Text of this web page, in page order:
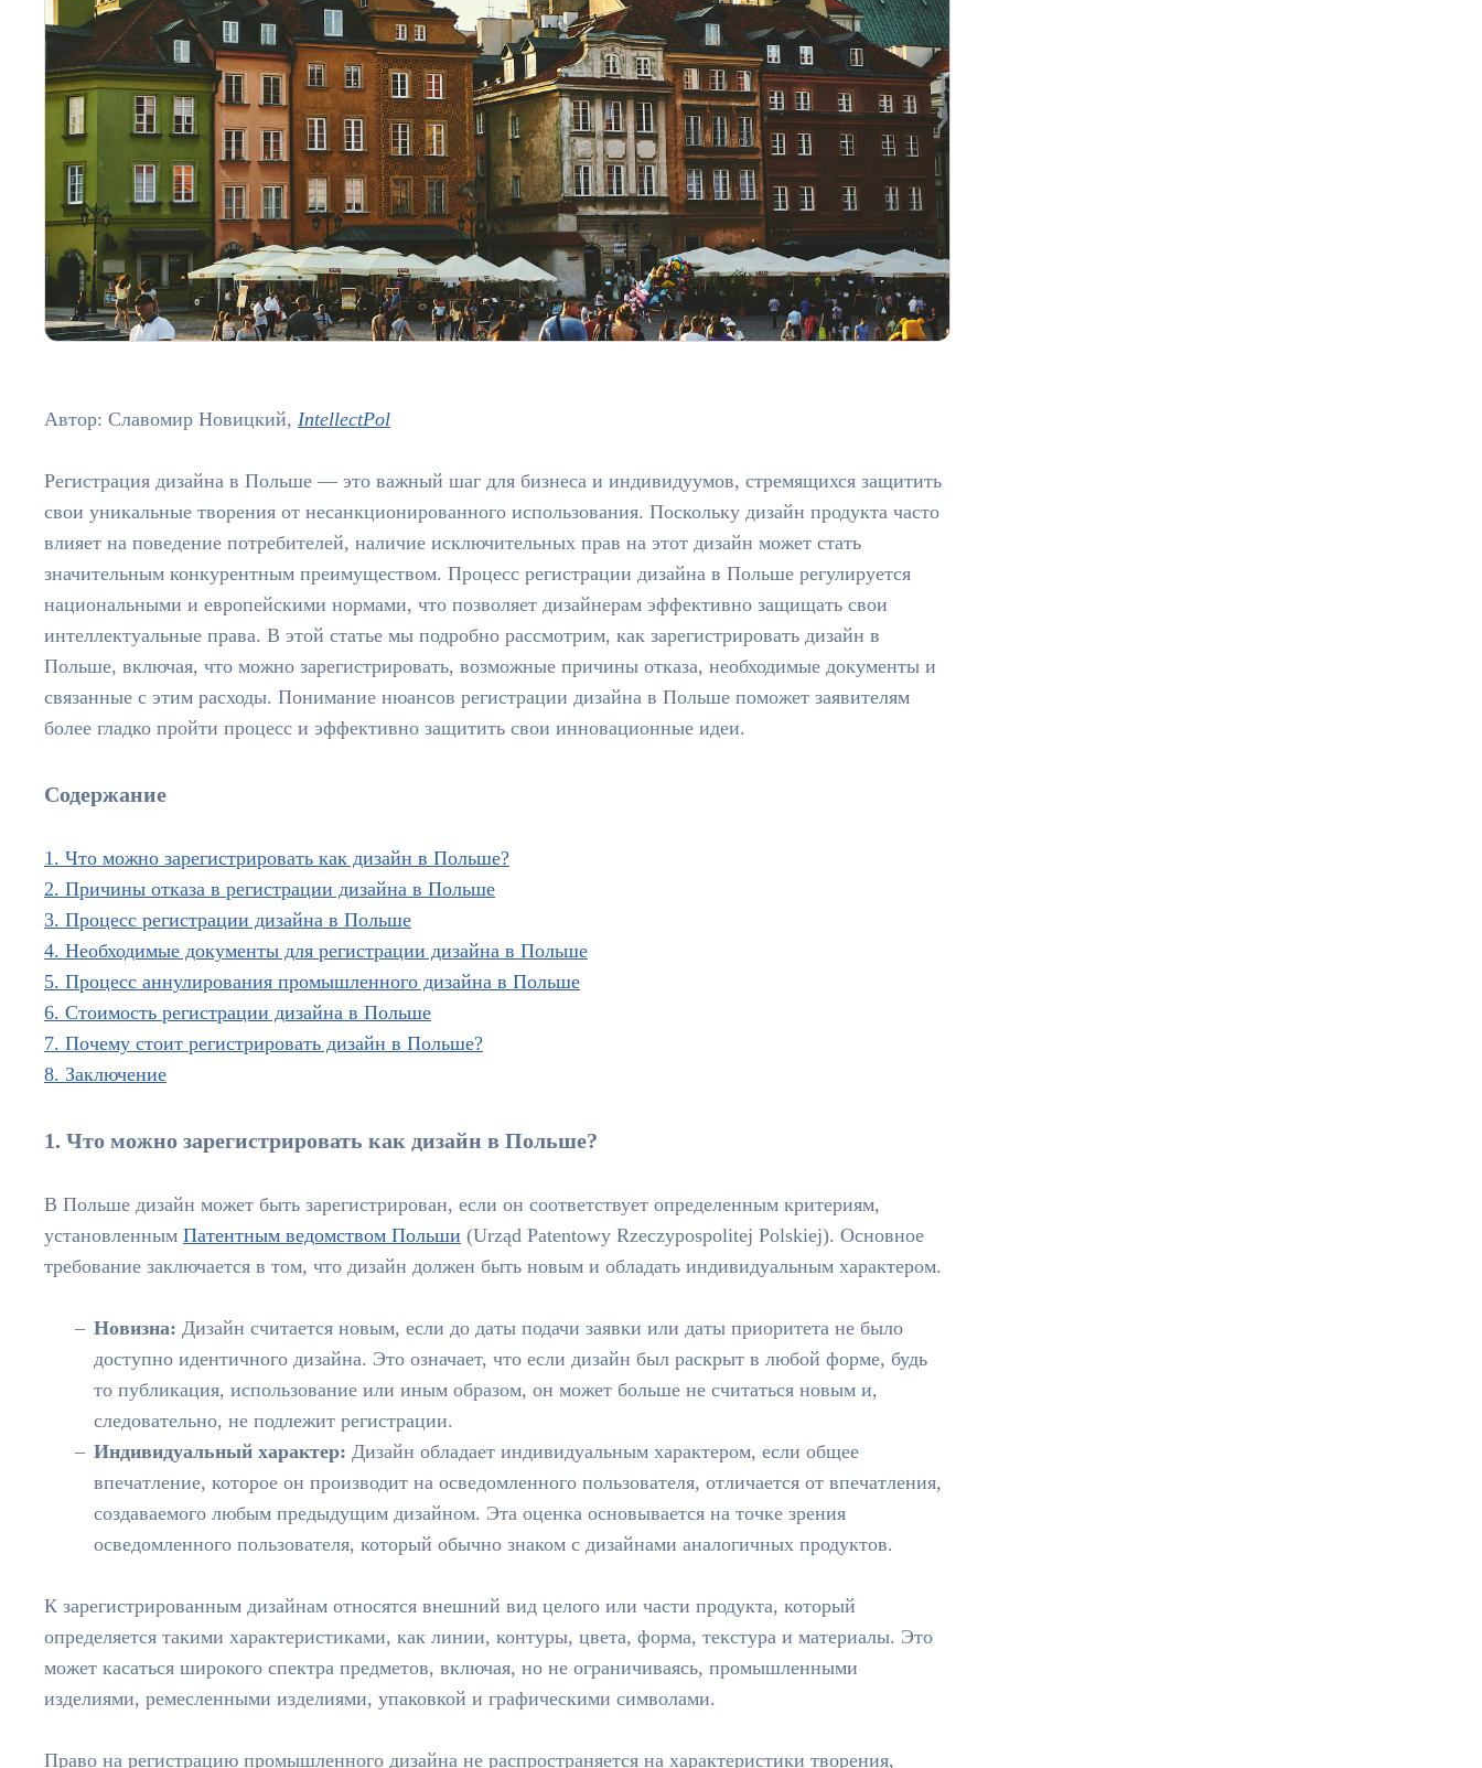
Автор: Славомир Новицкий, IntellectPol
Регистрация дизайна в Польше — это важный шаг для бизнеса и индивидуумов, стремящихся защитить
свои уникальные творения от несанкционированного использования. Поскольку дизайн продукта часто
влияет на поведение потребителей, наличие исключительных прав на этот дизайн может стать
значительным конкурентным преимуществом. Процесс регистрации дизайна в Польше регулируется
национальными и европейскими нормами, что позволяет дизайнерам эффективно защищать свои
интеллектуальные права. В этой статье мы подробно рассмотрим, как зарегистрировать дизайн в
Польше, включая, что можно зарегистрировать, возможные причины отказа, необходимые документы и
связанные с этим расходы. Понимание нюансов регистрации дизайна в Польше поможет заявителям
более гладко пройти процесс и эффективно защитить свои инновационные идеи.
Содержание
1. Что можно зарегистрировать как дизайн в Польше?
2. Причины отказа в регистрации дизайна в Польше
3. Процесс регистрации дизайна в Польше
4. Необходимые документы для регистрации дизайна в Польше
5. Процесс аннулирования промышленного дизайна в Польше
6. Стоимость регистрации дизайна в Польше
7. Почему стоит регистрировать дизайн в Польше?
8. Заключение
1. Что можно зарегистрировать как дизайн в Польше?
В Польше дизайн может быть зарегистрирован, если он соответствует определенным критериям,
установленным Патентным ведомством Польши (Urząd Patentowy Rzeczypospolitej Polskiej). Основное
требование заключается в том, что дизайн должен быть новым и обладать индивидуальным характером.
Новизна: Дизайн считается новым, если до даты подачи заявки или даты приоритета не было
доступно идентичного дизайна. Это означает, что если дизайн был раскрыт в любой форме, будь
то публикация, использование или иным образом, он может больше не считаться новым и,
следовательно, не подлежит регистрации.
Индивидуальный характер: Дизайн обладает индивидуальным характером, если общее
впечатление, которое он производит на осведомленного пользователя, отличается от впечатления,
создаваемого любым предыдущим дизайном. Эта оценка основывается на точке зрения
осведомленного пользователя, который обычно знаком с дизайнами аналогичных продуктов.
К зарегистрированным дизайнам относятся внешний вид целого или части продукта, который
определяется такими характеристиками, как линии, контуры, цвета, форма, текстура и материалы. Это
может касаться широкого спектра предметов, включая, но не ограничиваясь, промышленными
изделиями, ремесленными изделиями, упаковкой и графическими символами.
Право на регистрацию промышленного дизайна не распространяется на характеристики творения,